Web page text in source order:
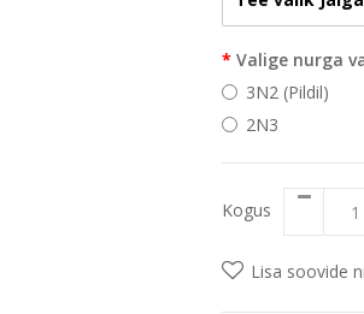
Valige nurga
3N2 (Pildil)
2N3
Kogus
Lisa soovide